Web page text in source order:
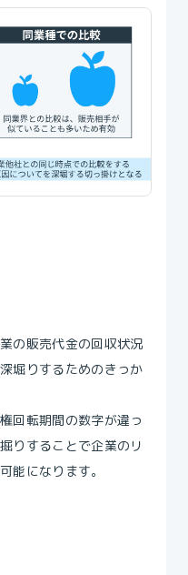
の販売代金の回収状況
堀りするためのきっか
回転期間の数字が違っ
りすることで企業のリ
能になります。